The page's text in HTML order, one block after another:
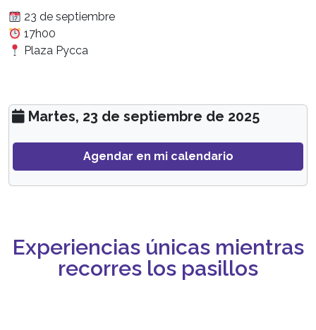
23 de septiembre
17h00
Plaza Pycca
Martes, 23 de septiembre de 2025
Agendar en mi calendario
Experiencias únicas mientras
recorres los pasillos